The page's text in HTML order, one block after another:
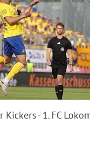
Kickers - 1. FC